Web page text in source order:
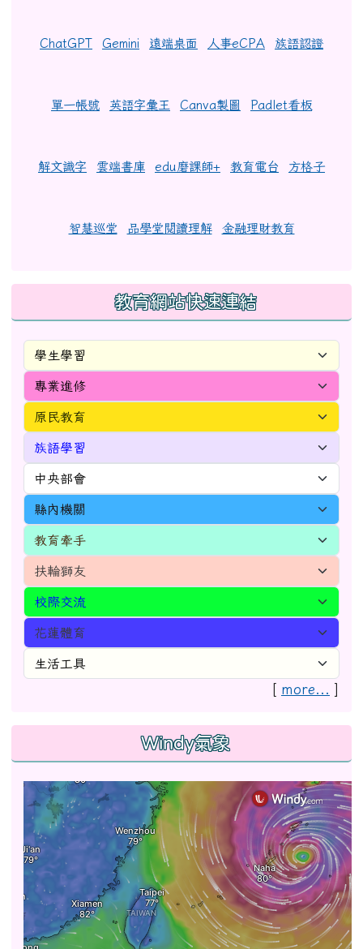
ChatGPT Gemini 遠端桌面 人事eCPA 族語認證
單一帳號 英語字彙王 Canva製圖 Padlet看板
解文識字 雲端書庫 edu磨課師+ 教育電台 方格子
智慧巡堂 品學堂閱讀理解 金融理財教育
教育網站快速連結
[ more... ]
Windy氣象